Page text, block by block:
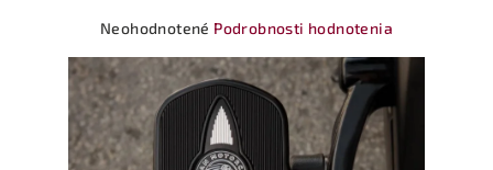
Priemerné
produktu
je
0,0
5
Neohodnotené Podrobnosti hodnotenia